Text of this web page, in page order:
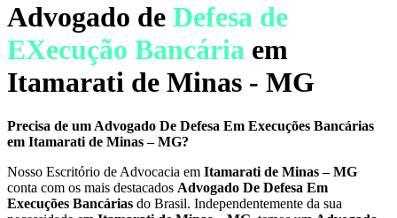
Advogado de Defesa de
EXecução Bancária em
Itamarati de Minas - MG
Precisa de um Advogado De Defesa Em Execuções Bancárias
em Itamarati de Minas – MG?
Nosso Escritório de Advocacia em Itamarati de Minas – MG
conta com os mais destacados Advogado De Defesa Em
Execuções Bancárias do Brasil. Independentemente da sua